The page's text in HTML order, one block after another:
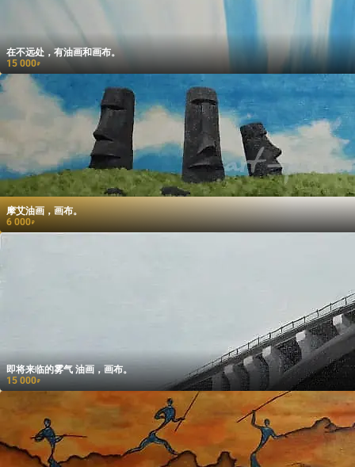
在不远处，有油画和画布。
15 000₽
摩艾油画，画布。
6 000₽
即将来临的雾气 油画，画布。
15 000₽